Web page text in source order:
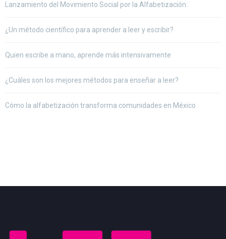
Lanzamiento del Movimiento Social por la Alfabetización.
¿Un método científico para aprender a leer y escribir?
Quien escribe a mano, aprende más intensivamente
¿Cuáles son los mejores métodos para enseñar a leer?
Cómo la alfabetización transforma comunidades en México